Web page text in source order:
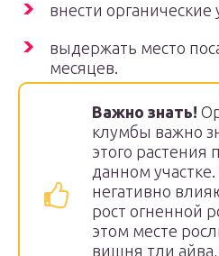
внести органические
выдержать место
месяцев.
Важно знать!
клумбы важно
этого растения
данном
негативно
рост огненной
этом месте
вишня тли